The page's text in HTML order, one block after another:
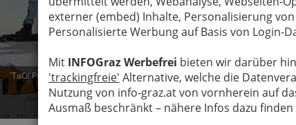
externer (embed) Inhalte, Personalisierung
Personalisierte Werbung auf Basis von Login-
Mit INFOGraz Werbefrei bieten wir darüber
'trackingfreie' Alternative, welche die
Nutzung von info-graz.at von vornherein auf
Ausmaß beschränkt – nähere Infos dazu finden
'TaO! Produktion' Männer und Maschinen - 001
Vergrößern